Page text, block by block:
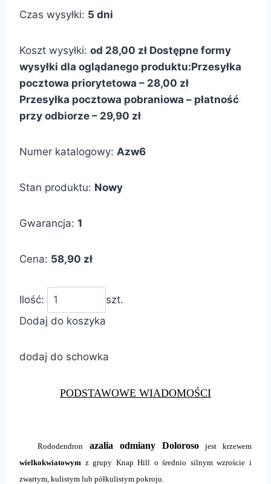
Czas wysyłki: 5 dni
Koszt wysyłki: od 28,00 zł Dostępne formy
wysyłki dla oglądanego produktu:Przesyłka
pocztowa priorytetowa – 28,00 zł
Przesyłka pocztowa pobraniowa – płatność
przy odbiorze – 29,90 zł
Numer katalogowy: Azw6
Stan produktu: Nowy
Gwarancja: 1
Cena: 58,90 zł
Ilość:
szt.
Dodaj do koszyka
dodaj do schowka
PODSTAWOWE WIADOMOŚCI
Rododendron azalia odmiany Dolorosojest krzewem
wielkokwiatowym z grupy Knap Hill o średnio silnym wzroście i
zwartym, kulistym lub półkulistym pokroju.